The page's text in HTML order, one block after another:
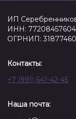
ИП
ИНН:
ОГРНИП:
Контакты:
+7 (991) 641-42-45
Наша почта: